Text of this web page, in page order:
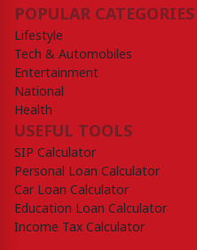
POPULAR CATEGORIES
Lifestyle
Tech & Automobiles
Entertainment
National
Health
USEFUL TOOLS
SIP Calculator
Personal Loan Calculator
Car Loan Calculator
Education Loan Calculator
Income Tax Calculator